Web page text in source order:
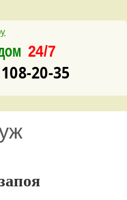
20-35
24/7